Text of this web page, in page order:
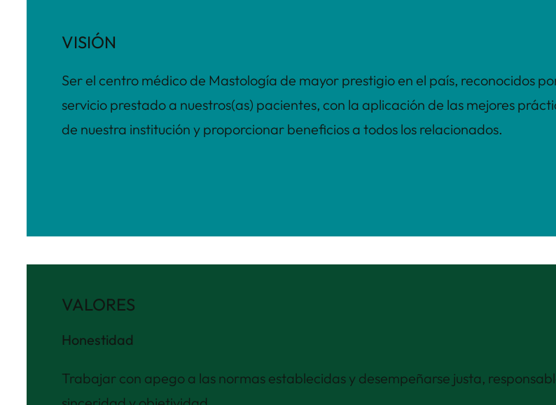
VISIÓN
Ser el centro médico de Mastología de mayor prestigio en el país, reconocidos
servicio prestado a nuestros(as) pacientes, con la aplicación de las mejores
de nuestra institución y proporcionar beneficios a todos los relacionados.
VALORES
Honestidad
Trabajar con apego a las normas establecidas y desempeñarse justa,